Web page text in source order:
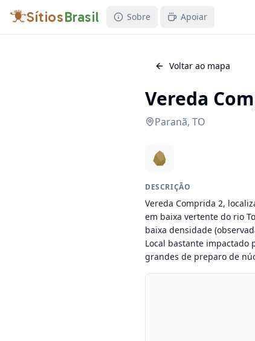
SítiosBrasil Sobre Apoiar
Voltar ao mapa
Vereda
Paranã, TO
DESCRIÇÃO
Vereda Comprida 2,
em baixa vertente do rio
baixa densidade
Local bastante impactado
grandes de preparo de